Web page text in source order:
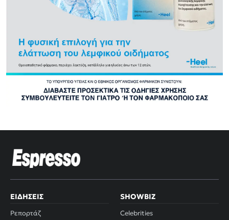
ΕΙΔΉΣΕΙΣ
Ρεπορτάζ
SHOWBIZ
Celebrities